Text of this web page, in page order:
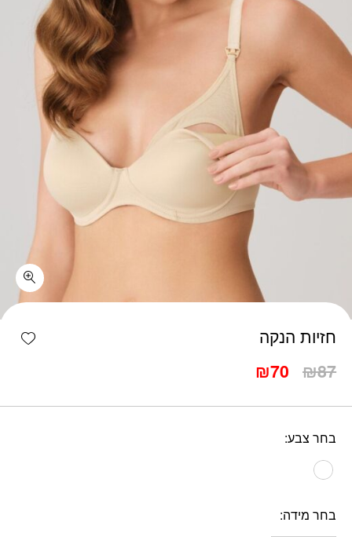
חזיות הנקה
₪87
המחיר
היה:
₪87.
₪70 המחיר
הוא:
בחר צבע
בחר מידה
כמות חזיות הנקה